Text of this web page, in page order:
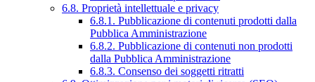
6.8. Proprietà intellettuale e privacy
6.8.1. Pubblicazione di contenuti prodotti dalla
Pubblica Amministrazione
6.8.2. Pubblicazione di contenuti non prodotti
dalla Pubblica Amministrazione
6.8.3. Consenso dei soggetti ritratti